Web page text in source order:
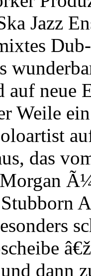
Jazz
auf neue
Weile
das
dann